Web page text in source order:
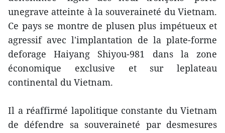
unegrave atteinte à la souveraineté du Vietnam.
Ce pays se montre de plusen plus impétueux et
agressif avec l'implantation de la plate-forme
deforage Haiyang Shiyou-981 dans la zone
économique exclusive et sur leplateau
continental du Vietnam.
Il a réaffirmé lapolitique constante du Vietnam
de défendre sa souveraineté par desmesures